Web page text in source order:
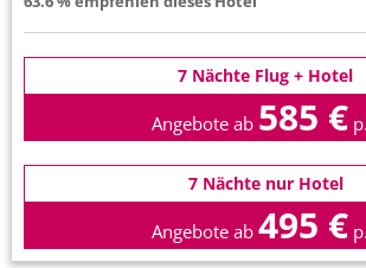
7 Nächte Flug + Hotel
Angebote ab 585 €
7 Nächte nur Hotel
Angebote ab 495 €